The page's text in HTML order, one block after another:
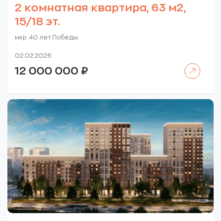
2 комнатная квартира, 63 м2,
15/18 эт.
мкр. 40 лет Победы.
02.02.2026
12 000 000 ₽